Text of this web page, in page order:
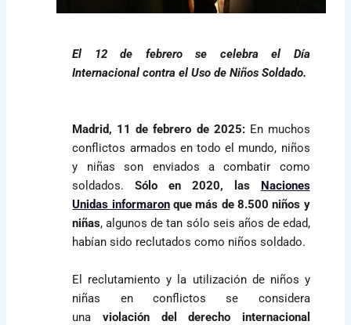
El 12 de febrero se celebra el Día
Internacional contra el Uso de Niños Soldado.
Madrid, 11 de febrero de 2025:En muchos
conflictos armados en todo el mundo, niños
y niñas son enviados a combatir como
soldados.Sólo en 2020, las Naciones
Unidas informaronque más de 8.500 niños y
niñas, algunos de tan sólo seis años de edad,
habían sido reclutados como niños soldado.
El reclutamiento y la utilización de niños y
niñas en conflictos se considera
una violación del derecho internacional